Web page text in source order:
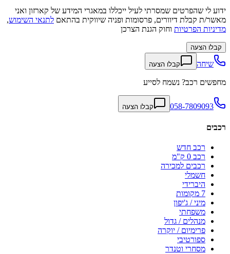
ידוע לי שהפרטים שמסרתי לעיל ייכללו במאגרי המידע של קארזון ואני
מאשר/ת קבלת דיוורים, פרסומות ופניה שיווקית בהתאם לתנאי השימוש,
מדיניות הפרטיות וחוק הגנת הצרכן
קבלו הצעה
שיחה קבלו הצעה
מחפשים רכב? נשמח לסייע
058-7809093 קבלו הצעה
רכבים
רכב חדש
רכב 0 ק"מ
רכבים למכירה
חשמלי
היברידי
7 מקומות
מיני / ג'יפון
משפחתי
מנהלים / גדול
פרימיום / יוקרה
ספורטיבי
מסחרי וטנדר